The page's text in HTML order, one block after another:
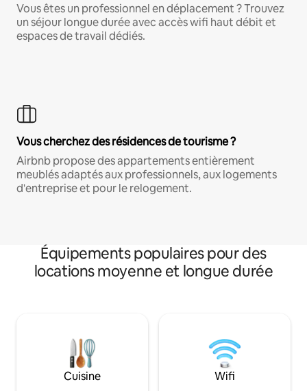
Vous êtes un professionnel en déplacement ? Trouvez
un séjour longue durée avec accès wifi haut débit et
espaces de travail dédiés.
Vous cherchez des résidences de tourisme ?
Airbnb propose des appartements entièrement
meublés adaptés aux professionnels, aux logements
d'entreprise et pour le relogement.
Équipements populaires pour des
locations moyenne et longue durée
Cuisine Wifi